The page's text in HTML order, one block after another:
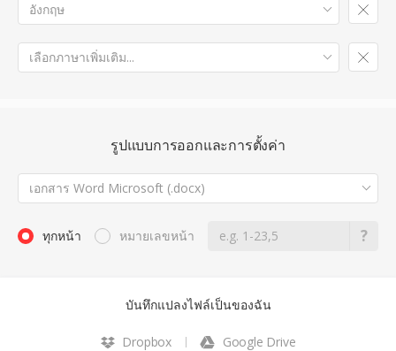
อังกฤษ
เลือกภาษาเพิ่มเติม...
รูปแบบการออกและการตั้งค่า
เอกสาร Word Microsoft (.docx)
ทุกหน้า หมายเลขหน้า
บันทึกแปลงไฟล์เป็นของฉัน
Dropbox Google Drive